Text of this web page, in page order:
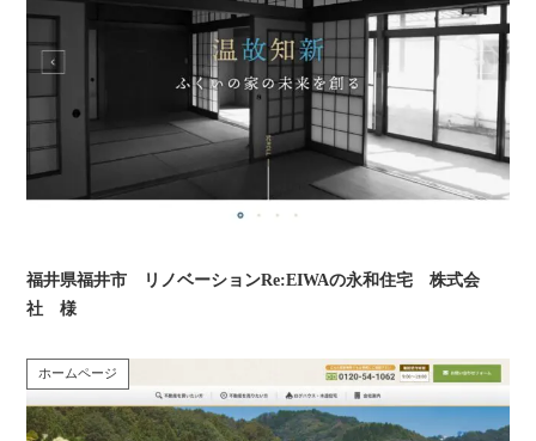
福井県福井市 リノベーションRe:EIWAの永和住宅 株式会
社 様
ホームページ